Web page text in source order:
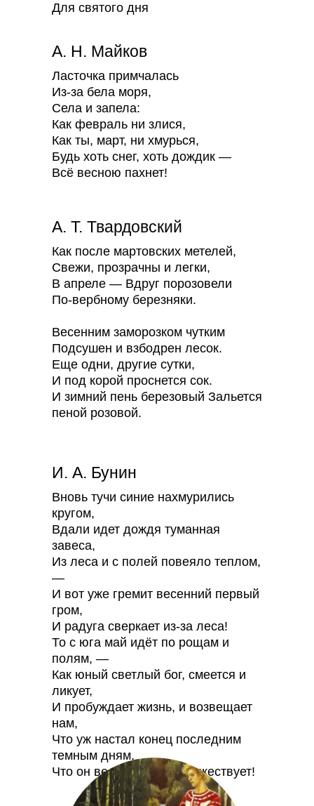
Ласточка примчалась
Из-за бела моря,
Села и запела:
Как февраль ни злися,
Как ты, март, ни хмурься,
Будь хоть снег, хоть дождик —
Всё весною пахнет!
Вновь тучи синие нахмурились
кругом,
Вдали идет дождя туманная
завеса,
Из леса и с полей повеяло теплом,
—
И вот уже гремит весенний первый
гром,
И радуга сверкает из-за леса!
То с юга май идёт по рощам и
полям, —
Как юный светлый бог, смеется и
ликует,
И пробуждает жизнь, и возвещает
нам,
Что уж настал конец последним
темным дням,
Что он весны победу торжествует!
Для святого дня
Как после мартовских метелей,
Свежи, прозрачны и легки,
В апреле — Вдруг порозовели
По-вербному березняки.
Весенним заморозком чутким
Подсушен и взбодрен лесок.
Еще одни, другие сутки,
И под корой проснется сок.
И зимний пень березовый Зальется
пеной розовой.
А. Н. Майков
И. А. Бунин
А. Т. Твардовский